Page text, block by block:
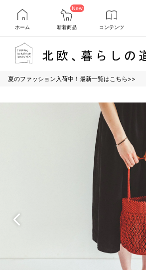
ホーム
New
新着商品 コンテンツ
夏のファッション入荷中！最新一覧はこちら>>